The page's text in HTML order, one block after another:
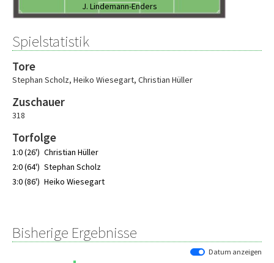
J. Lindemann-Enders
Spielstatistik
Tore
Stephan Scholz, Heiko Wiesegart, Christian Hüller
Zuschauer
318
Torfolge
1:0 (26') Christian Hüller
2:0 (64') Stephan Scholz
3:0 (86') Heiko Wiesegart
Bisherige Ergebnisse
Datum anzeigen